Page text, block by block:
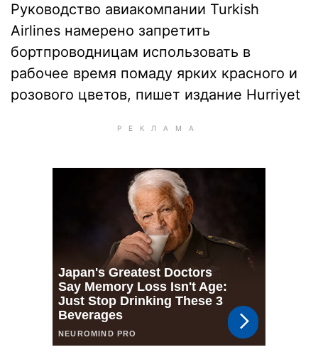
Руководство авиакомпании Turkish
Airlines намерено запретить
бортпроводницам использовать в
рабочее время помаду ярких красного и
розового цветов, пишет издание Hurriyet